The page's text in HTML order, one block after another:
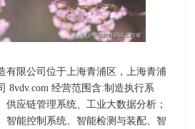
有限公司位于上海青浦区，上海青浦
8vdv.com 经营范围含:制造执行系
供应链管理系统、工业大数据分析；
智能控制系统、智能检测与装配、智